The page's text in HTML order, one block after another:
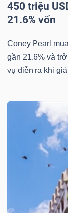
450 triệu
21.6% vốn
Coney Pearl
gần 21.6% và
vụ diễn ra khi
tài